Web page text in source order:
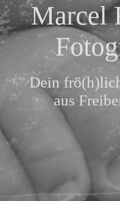
Marcel
Dein
aus
Kontakt
Kundenfeedback
Impressum & Datenschutz